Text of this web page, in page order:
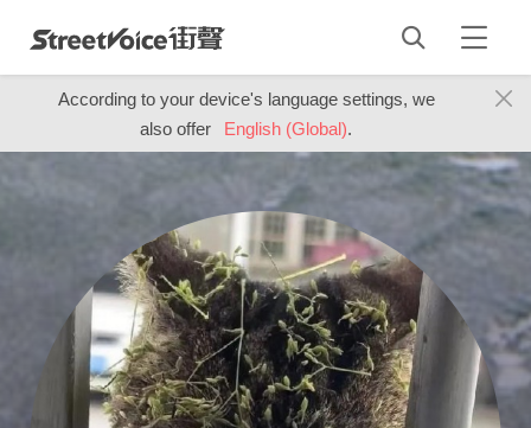
According to your device's language settings, we
also offer
English (Global).